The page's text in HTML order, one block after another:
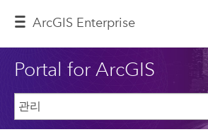
ArcGIS Enterprise
Portal for ArcGIS